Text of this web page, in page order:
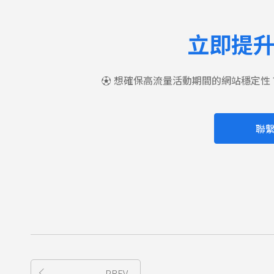
立即提
⚽ 想確保高流量活動期間的網站穩定
聯